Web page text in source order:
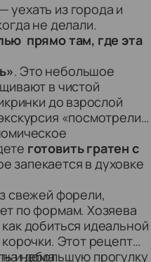
из города и
не делали.
прямо там, где эта
. Это небольшое
в чистой
до взрослой
«посмотрели
готовить гратен с
запекается в духовке
свежей форели,
по формам. Хозяева
добиться идеальной
Этот рецепт
и дома.
небольшую прогулку